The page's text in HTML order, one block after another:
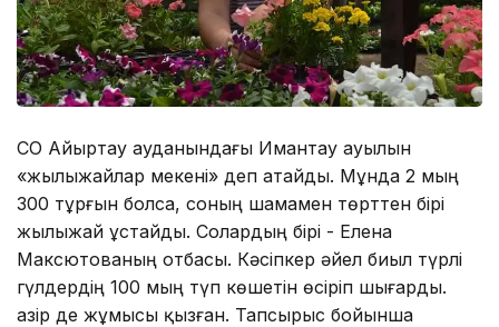
СҚО Айыртау ауданындағы Имантау ауылын
«жылыжайлар мекені» деп атайды. Мұнда 2 мың
300 тұрғын болса, соның шамамен төрттен бірі
жылыжай ұстайды. Солардың бірі - Елена
Максютованың отбасы. Кәсіпкер әйел биыл түрлі
гүлдердің 100 мың түп көшетін өсіріп шығарды.
Қазір де жұмысы қызған. Тапсырыс бойынша